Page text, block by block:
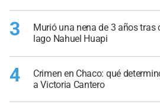
3
Murió una nena de 3 años tras
lago Nahuel Huapi
4
Crimen en Chaco: qué
a Victoria Cantero